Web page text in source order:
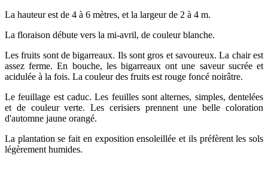
La hauteur est de 4 à 6 mètres, et la largeur de 2 à 4 m.
La floraison débute vers la mi-avril, de couleur blanche.
Les fruits sont de bigarreaux. Ils sont gros et savoureux. La chair est
assez ferme. En bouche, les bigarreaux ont une saveur sucrée et
acidulée à la fois. La couleur des fruits est rouge foncé noirâtre.
Le feuillage est caduc. Les feuilles sont alternes, simples, dentelées
et de couleur verte. Les cerisiers prennent une belle coloration
d'automne jaune orangé.
La plantation se fait en exposition ensoleillée et ils préfèrent les sols
légèrement humides.